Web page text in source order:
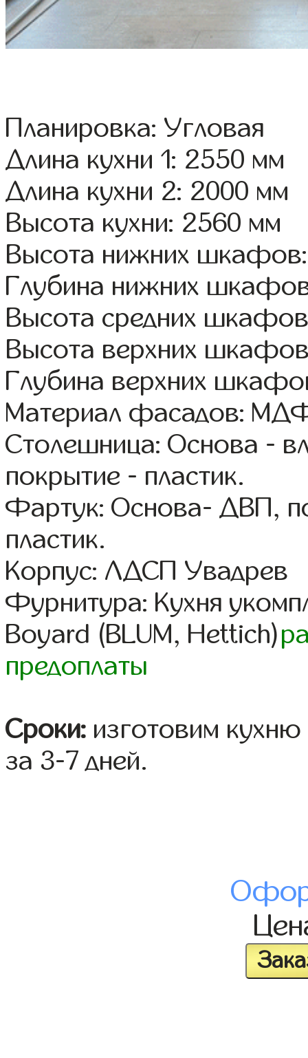
Планировка: Угловая
Длина кухни 1: 2550 мм
Длина кухни 2: 2000 мм
Высота кухни: 2560 мм
Высота нижних
Глубина нижних
Высота средних
Высота верхних
Глубина верхних
Материал фасадов:
Столешница: Основа -
покрытие - пластик.
Фартук: Основа- ДВП,
пластик.
Корпус: ЛДСП Увадрев
Фурнитура: Кухня
Boyard (BLUM, Hettich)
предоплаты
Сроки: изготовим
за 3-7 дней.